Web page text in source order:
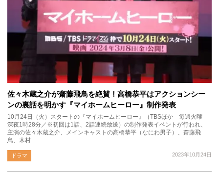
佐々木蔵之介が齋藤飛鳥を絶賛！高橋恭平はアクションシー
ンの裏話を明かす『マイホームヒーロー』制作発表
10月24日（火）スタートの『マイホームヒーロー』（TBSほか 毎週火曜
深夜1時28分／※初回は1話、2話連続放送）の制作発表イベントが行われ、
主演の佐々木蔵之介、メインキャストの高橋恭平（なにわ男子）、齋藤飛
鳥、木村…
2023年10月24日
ドラマ